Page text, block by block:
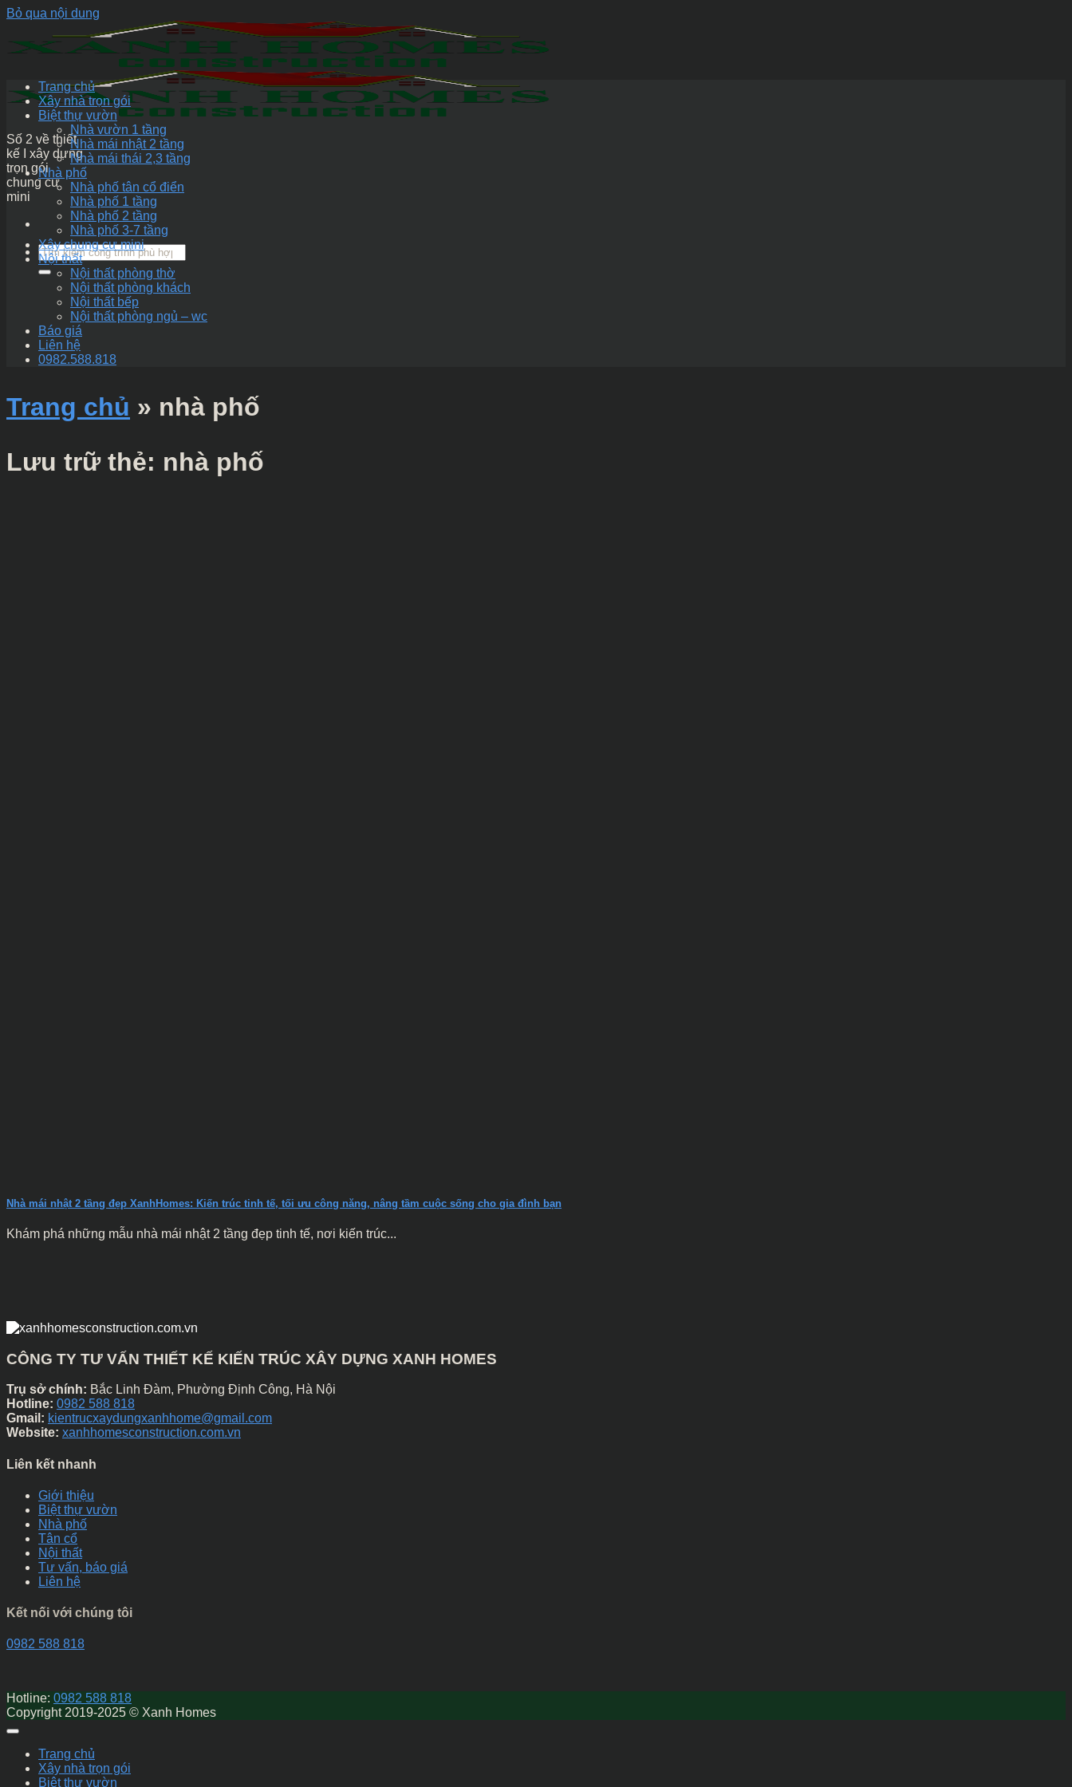
Bỏ qua nội dung
Số 2 về thiết
kế I xây dựng
trọn gói
chung cư
mini
Trang chủ
Xây nhà trọn gói
Biệt thự vườn
Nhà vườn 1 tầng
Nhà mái nhật 2 tầng
Nhà mái thái 2,3 tầng
Nhà phố
Nhà phố tân cổ điển
Nhà phố 1 tầng
Nhà phố 2 tầng
Nhà phố 3-7 tầng
Xây chung cư mini
Nội thất
Nội thất phòng thờ
Nội thất phòng khách
Nội thất bếp
Nội thất phòng ngủ – wc
Báo giá
Liên hệ
0982.588.818
Trang chủ » nhà phố
Lưu trữ thẻ: nhà phố
Nhà mái nhật 2 tầng đẹp XanhHomes: Kiến trúc tinh tế, tối ưu công năng, nâng tầm cuộc sống cho gia đình bạn
Khám phá những mẫu nhà mái nhật 2 tầng đẹp tinh tế, nơi kiến trúc...
CÔNG TY TƯ VẤN THIẾT KẾ KIẾN TRÚC XÂY DỰNG XANH HOMES
Trụ sở chính: Bắc Linh Đàm, Phường Định Công, Hà Nội
Hotline: 0982 588 818
Gmail: kientrucxaydungxanhhome@gmail.com
Website: xanhhomesconstruction.com.vn
Liên kết nhanh
Giới thiệu
Biệt thự vườn
Nhà phố
Tân cổ
Nội thất
Tư vấn, báo giá
Liên hệ
Kết nối với chúng tôi
0982 588 818
Hotline: 0982 588 818
Copyright 2019-2025 © Xanh Homes
Trang chủ
Xây nhà trọn gói
Biệt thự vườn